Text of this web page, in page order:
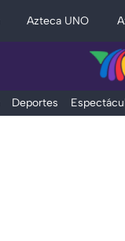
Azteca UNO
Deportes